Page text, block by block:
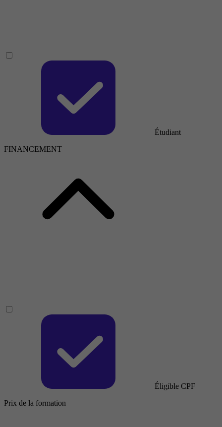
Étudiant
FINANCEMENT
Éligible CPF
Prix de la formation